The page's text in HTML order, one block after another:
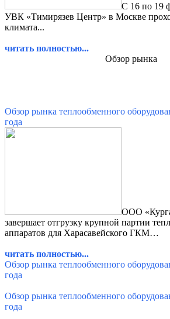
С 16 по 19
УВК «Тимирязев Центр» в Москве
климата...
читать полностью...
Обзор рынка
Обзор рынка теплообменного
года
ООО
завершает отгрузку крупной партии
аппаратов для Харасавейского ГКМ…
читать полностью...
Обзор рынка теплообменного
года
Обзор рынка теплообменного
года